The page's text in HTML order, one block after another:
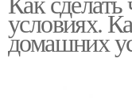
условиях.
домашних